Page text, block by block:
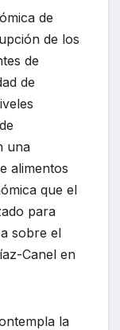
de
de los
de
de
una
alimentos
que el
para
sobre el
Canel en
la